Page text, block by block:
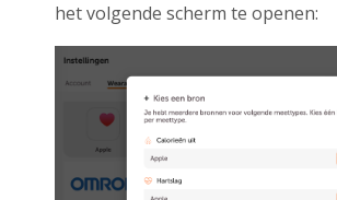
het volgende scherm te openen: